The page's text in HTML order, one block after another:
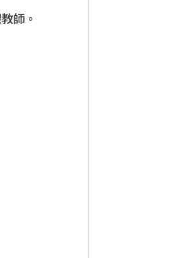
師。